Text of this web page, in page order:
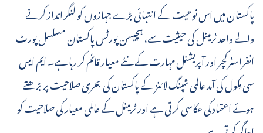
پاکستان میں اس نوعیت کے انتہائی بڑے جہازوں کو لنگر انداز کرنے
والے واحد ٹرمینل کی حیثیت سے، ہچیسن پورٹس پاکستان مسلسل پورٹ
انفراسٹرکچر اور آپریشنل مہارت کے نئے معیار قائم کر رہا ہے۔ ایم ایس
سی مِکول کی آمد عالمی شپنگ لائنز کے پاکستان کی بحری صلاحیت پر بڑھتے
ہوئے اعتماد کی عکاسی کرتی ہے اور ٹرمینل کے عالمی معیار کی صلاحیت کو